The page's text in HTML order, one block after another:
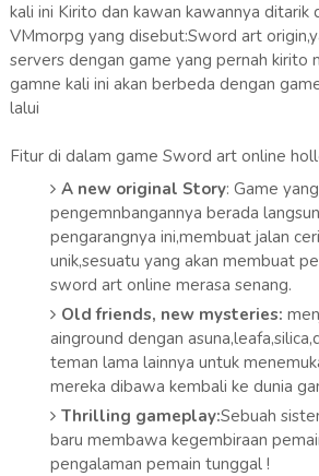
kali ini Kirito dan kawan kawannya ditarik
VMmorpg yang disebut:Sword art
servers dengan game yang pernah kirito
gamne kali ini akan berbeda dengan
lalui
Fitur di dalam game Sword art online
A new original Story: Game yang
pengemnbangannya berada
pengarangnya ini,membuat jalan
unik,sesuatu yang akan membuat
sword art online merasa senang.
Old friends, new mysteries:
ainground dengan
teman lama lainnya untuk
mereka dibawa kembali ke dunia
Thrilling gameplay:Sebuah
baru membawa kegembiraan
pengalaman pemain tunggal !